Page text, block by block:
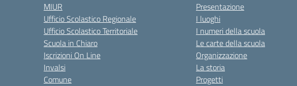
MIUR
Ufficio Scolastico Regionale
Ufficio Scolastico Territoriale
Scuola in Chiaro
Iscrizioni On Line
Invalsi
Comune
Presentazione
I luoghi
I numeri della scuola
Le carte della scuola
Organizzazione
La storia
Progetti